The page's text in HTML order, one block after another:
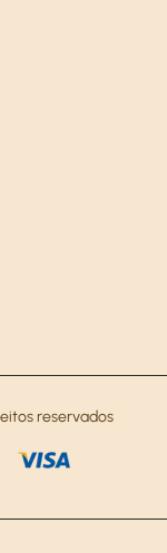
reservados